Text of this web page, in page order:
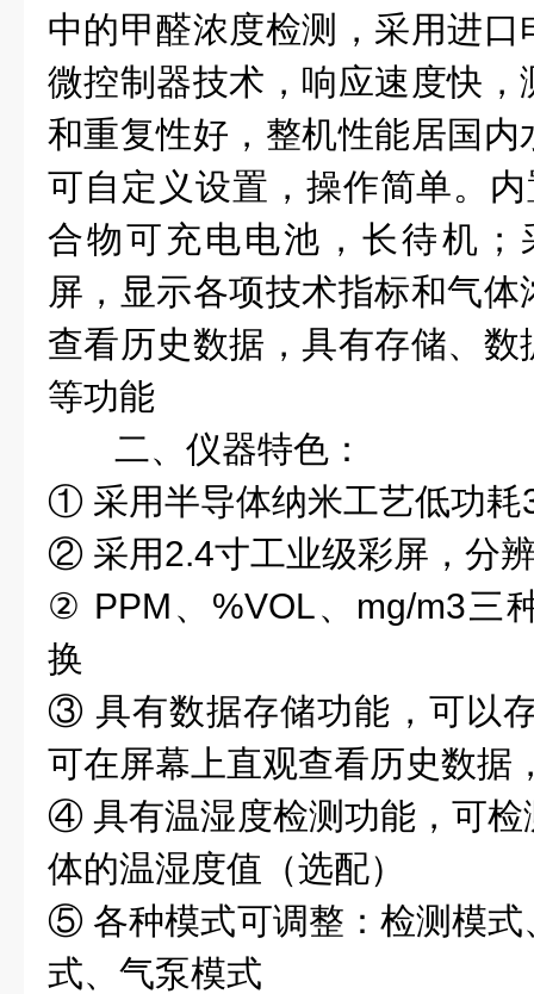
中的甲醛浓度检测，采用进
微控制器技术，响应速度快
和重复性好，整机性能居国
可自定义设置，操作简单。
合物可充电电池，长待机；
屏，显示各项技术指标和气
查看历史数据，具有存储、
等功能
二、仪器特色：
① 采用半导体纳米工艺低功耗
② 采用2.4寸工业级彩屏，分
② PPM、%VOL、mg/m3三
换
③ 具有数据存储功能，可以
可在屏幕上直观查看历史数据
④ 具有温湿度检测功能，可检
体的温湿度值（选配）
⑤ 各种模式可调整：检测模式
式、气泵模式